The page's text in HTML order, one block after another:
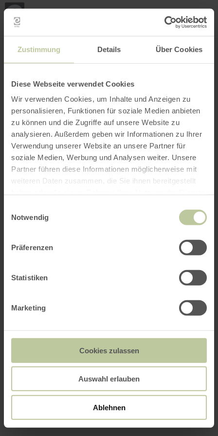
Zustimmung Details Über Cookies
Diese Webseite verwendet Cookies
Wir verwenden Cookies, um Inhalte und Anzeigen zu
personalisieren, Funktionen für soziale Medien anbieten
zu können und die Zugriffe auf unsere Website zu
analysieren. Außerdem geben wir Informationen zu Ihrer
Verwendung unserer Website an unsere Partner für
soziale Medien, Werbung und Analysen weiter. Unsere
Partner führen diese Informationen möglicherweise mit
weiteren Daten zusammen, die Sie ihnen bereitgestellt
Notwendig
Präferenzen
Statistiken
Marketing
Cookies zulassen
Auswahl erlauben
Ablehnen
CARTE INTERACTIVE
ma
Ouvrir le filtre